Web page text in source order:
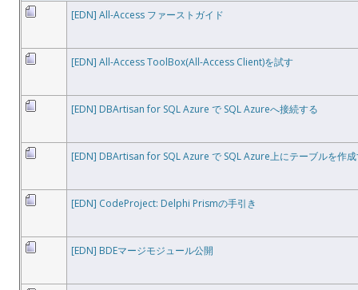
[EDN] All-Access ファーストガイド
[EDN] All-Access ToolBox(All-Access Client)を試す
[EDN] DBArtisan for SQL Azure で SQL Azureへ接続する
[EDN] DBArtisan for SQL Azure で SQL Azure上にテーブルを作
[EDN] CodeProject: Delphi Prismの手引き
[EDN] BDEマージモジュール公開